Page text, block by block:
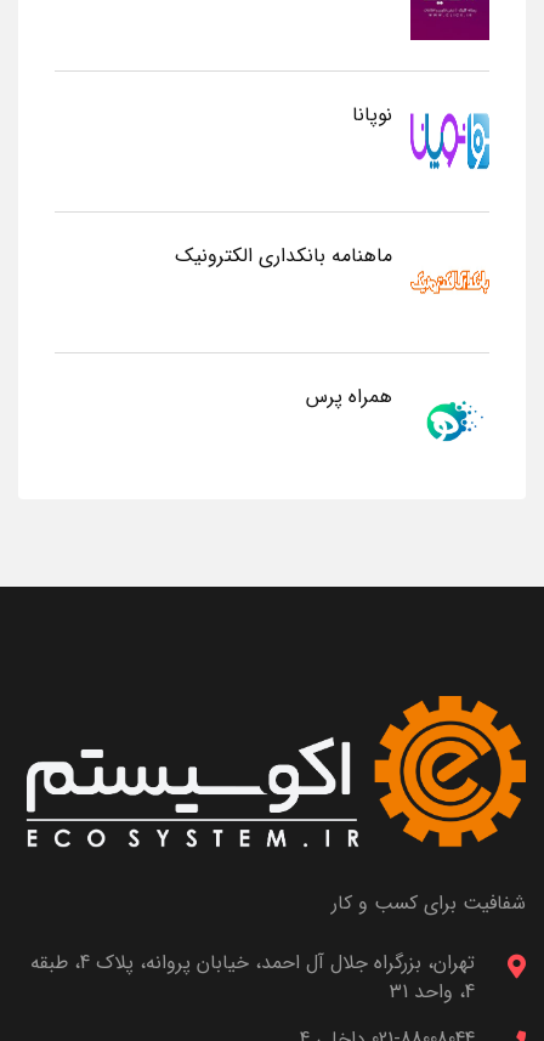
نوپانا
ماهنامه بانکداری الکترونیک
همراه پرس
شفافیت برای کسب و کار
تهران، بزرگراه جلال آل احمد، خیابان پروانه، پلاک 4، طبقه
4، واحد 31